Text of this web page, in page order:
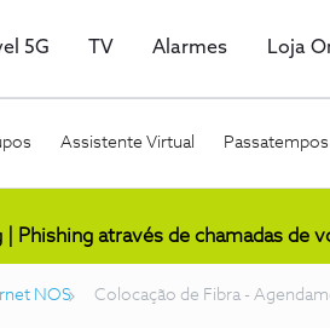
5G TV Alarmes Loja
Assistente Virtual Passatempos
| Phishing através de chamadas de
NOS Colocação de Fibra -